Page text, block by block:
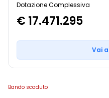
Dotazione Complessiva
€ 17.471.295
Vai
Bando scaduto